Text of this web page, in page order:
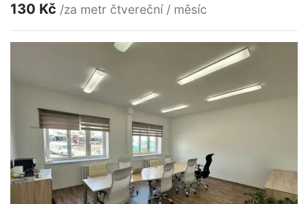
130 Kč /za metr čtvereční / měsíc